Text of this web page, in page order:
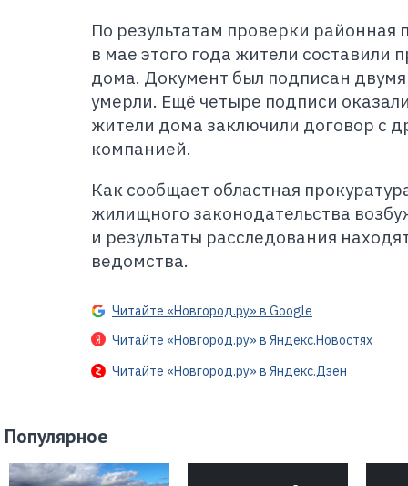
По результатам проверки районная
в мае этого года жители составили
дома. Документ был подписан
умерли. Ещё четыре подписи
жители дома заключили договор с
компанией.
Как сообщает областная
жилищного законодательства
и результаты расследования
ведомства.
Читайте «Новгород.ру» в Google
Читайте «Новгород.ру» в Яндекс.Новостях
Читайте «Новгород.ру» в Яндекс.Дзен
Популярное